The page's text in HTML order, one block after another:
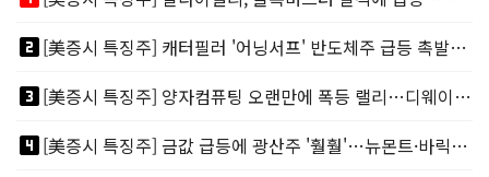
looks_two
[美증시 특징주] 캐터필러 '어닝서프' 반도체주 급등 촉발…"AI 데이터센터 건설 강력"
looks_3
[美증시 특징주] 양자컴퓨팅 오랜만에 폭등 랠리…디웨이브·아이온큐 주도
looks_4
[美증시 특징주] 금값 급등에 광산주 '훨훨'…뉴몬트·바릭마이닝 주도